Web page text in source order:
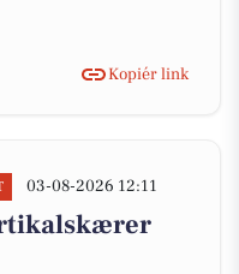
Kopiér link
03-08-2026 12:11